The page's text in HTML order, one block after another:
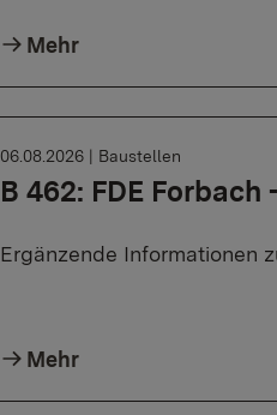
Mehr
B 462: FDE Forbach
06.08.2026 | Baustellen
Ergänzende Informationen
Mehr